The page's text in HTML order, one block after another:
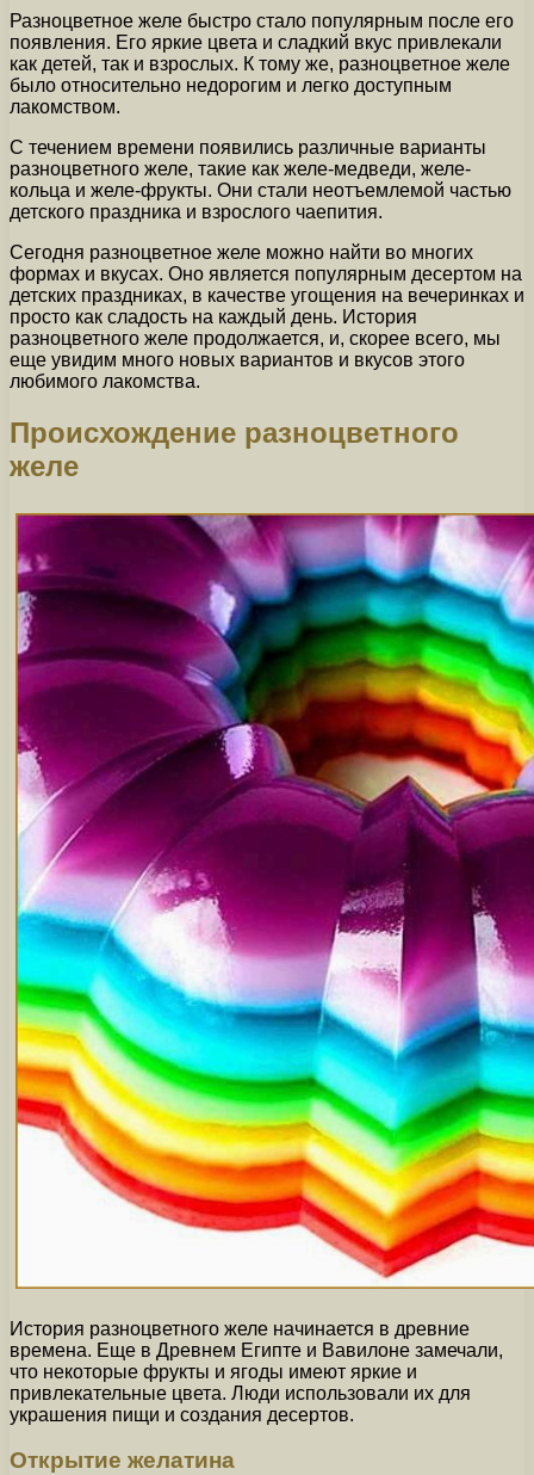
Разноцветное желе быстро стало популярным после его
появления. Его яркие цвета и сладкий вкус привлекали
как детей, так и взрослых. К тому же, разноцветное желе
было относительно недорогим и легко доступным
лакомством.
С течением времени появились различные варианты
разноцветного желе, такие как желе-медведи, желе-
кольца и желе-фрукты. Они стали неотъемлемой частью
детского праздника и взрослого чаепития.
Сегодня разноцветное желе можно найти во многих
формах и вкусах. Оно является популярным десертом на
детских праздниках, в качестве угощения на вечеринках и
просто как сладость на каждый день. История
разноцветного желе продолжается, и, скорее всего, мы
еще увидим много новых вариантов и вкусов этого
любимого лакомства.
Происхождение разноцветного
желе
История разноцветного желе начинается в древние
времена. Еще в Древнем Египте и Вавилоне замечали,
что некоторые фрукты и ягоды имеют яркие и
привлекательные цвета. Люди использовали их для
украшения пищи и создания десертов.
Открытие желатина